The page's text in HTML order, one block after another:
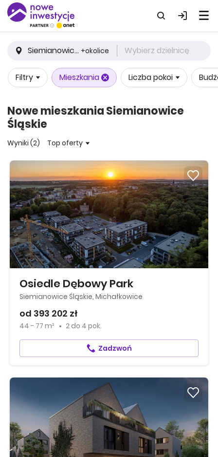
Siemianowice Śląskie +okolice Wybierz dzielnicę
Filtry Mieszkania Liczba pokoi
Nowe mieszkania Siemianowice
Śląskie
Wyniki (2) Top oferty
Osiedle Dębowy Park
Siemianowice Śląskie, Michałkowice
od 393 202 zł
44 - 77 m² 2 do 4 pok.
Zadzwoń